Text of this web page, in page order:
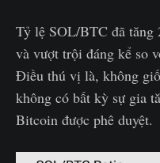
Tỷ lệ SOL/BTC đã tăng
và vượt trội đáng kể so
Điều thú vị là, không
không có bất kỳ sự gia
Bitcoin được phê duyệt.